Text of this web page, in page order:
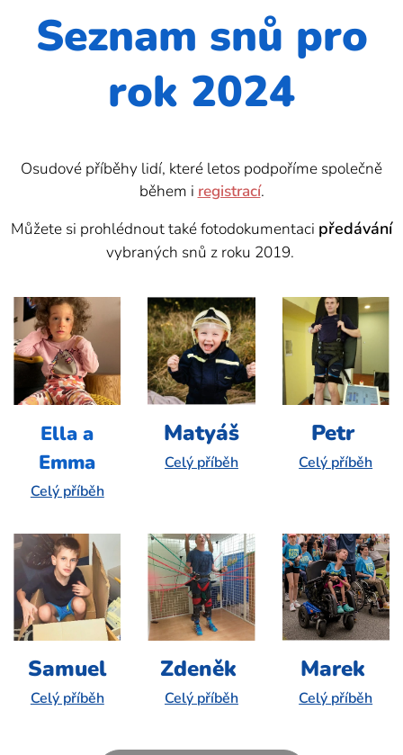
Seznam snů pro
rok 2024
Osudové příběhy lidí, které letos podpoříme společně
během i registrací.
Můžete si prohlédnout také fotodokumentaci předávání
vybraných snů z roku 2019.
Ella a
Emma
Celý příběh
Matyáš
Celý příběh
Petr
Celý příběh
Samuel
Celý příběh
Zdeněk
Celý příběh
Marek
Celý příběh